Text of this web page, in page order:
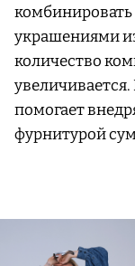
украшениями
количество
помогает
фурнитурой